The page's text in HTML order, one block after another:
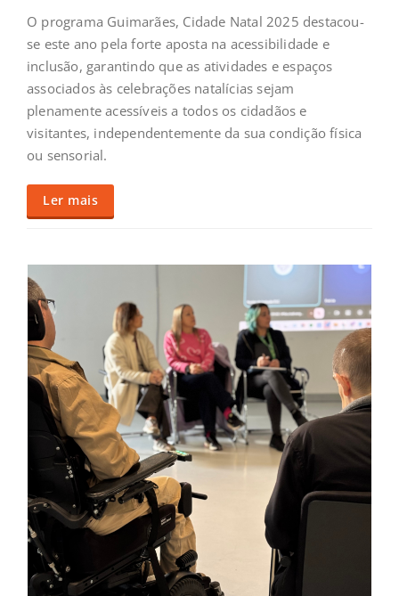
O programa Guimarães, Cidade Natal 2025 destacou-
se este ano pela forte aposta na acessibilidade e
inclusão, garantindo que as atividades e espaços
associados às celebrações natalícias sejam
plenamente acessíveis a todos os cidadãos e
visitantes, independentemente da sua condição física
ou sensorial.
Ler mais